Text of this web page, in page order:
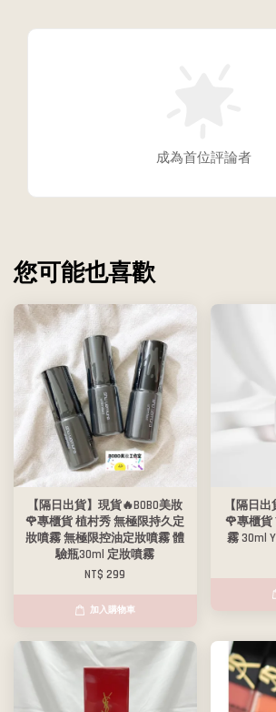
成為首位評論者
您可能也喜歡
【隔日出貨】現貨🔥BOBO美妝
🌹專櫃貨 植村秀 無極限持久定
妝噴霧 無極限控油定妝噴霧 體
驗瓶30ml 定妝噴霧
NT$ 299
加入購物車
【隔日
🌹專櫃貨
霧 30ml